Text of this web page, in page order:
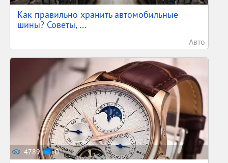
Как правильно хранить автомобильные
шины? Советы, ...
Авто
4789 0